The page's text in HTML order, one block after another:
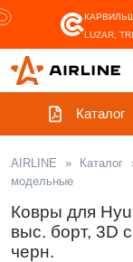
LUZAR,
Каталог
AIRLINE » Каталог
модельные
Ковры для
выс. борт, 3D
черн.